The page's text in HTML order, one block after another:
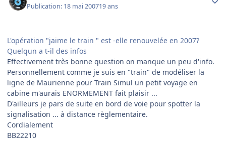
Publication: 18 mai 200719 ans
L'opération "jaime le train " est -elle renouvelée en 2007?
Quelqun a t-il des infos
Effectivement très bonne question on manque un peu d'info.
Personnellement comme je suis en "train" de modéliser la
ligne de Maurienne pour Train Simul un petit voyage en
cabine m'aurais ENORMEMENT fait plaisir ...
D'ailleurs je pars de suite en bord de voie pour spotter la
signalisation ... à distance règlementaire.
Cordialement
BB22210